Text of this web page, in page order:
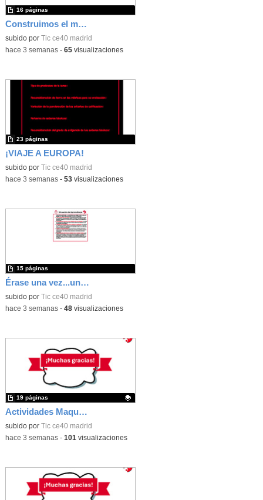
Construimos el mundo con LEGO
subido por Tic ce40 madrid
16 páginas
-hace 3 semanas- 65visualizaciones
¡VIAJE A EUROPA!
subido por Tic ce40 madrid
23 páginas
-hace 3 semanas- 53visualizaciones
Érase una vez...un castillo medieval
subido por Tic ce40 madrid
15 páginas
-hace 3 semanas- 48visualizaciones
Actividades Maqueen
Contenido educativo.
subido por Tic ce40 madrid
19 páginas
-hace 3 semanas- 101 visualizaciones